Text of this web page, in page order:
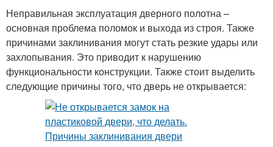
Неправильная эксплуатация дверного полотна –
основная проблема поломок и выхода из строя. Также
причинами заклинивания могут стать резкие удары или
захлопывания. Это приводит к нарушению
функциональности конструкции. Также стоит выделить
следующие причины того, что дверь не открывается: